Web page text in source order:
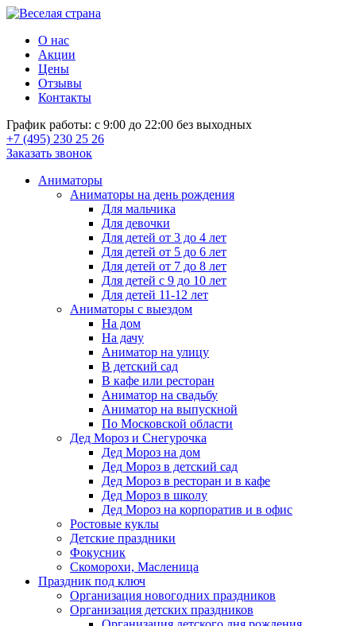
О нас
Акции
Цены
Отзывы
Контакты
График работы: с 9:00 до 22:00 без выходных
+7 (495) 230 25 26
Заказать звонок
Аниматоры
Аниматоры на день рождения
Для мальчика
Для девочки
Для детей от 3 до 4 лет
Для детей от 5 до 6 лет
Для детей от 7 до 8 лет
Для детей с 9 до 10 лет
Для детей 11-12 лет
Аниматоры с выездом
На дом
На дачу
Аниматор на улицу
В детский сад
В кафе или ресторан
Аниматор на свадьбу
Аниматор на выпускной
По Московской области
Дед Мороз и Снегурочка
Дед Мороз на дом
Дед Мороз в детский сад
Дед Мороз в ресторан и в кафе
Дед Мороз в школу
Дед Мороз на корпоратив и в офис
Ростовые куклы
Детские праздники
Фокусник
Скоморохи, Масленица
Праздник под ключ
Организация новогодних праздников
Организация детских праздников